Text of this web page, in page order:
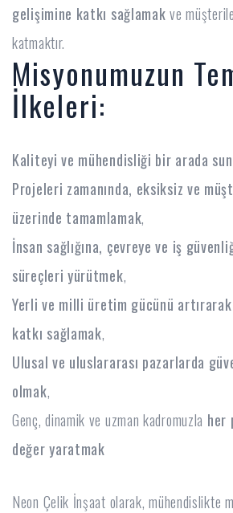
gelişimine katkı sağlamakve
katmaktır.
Misyonumuzun
İlkeleri:
Kaliteyi ve mühendisliği bir arada
Projeleri zamanında, eksiksiz ve
üzerinde tamamlamak,
İnsan sağlığına, çevreye ve iş
süreçleri yürütmek,
Yerli ve milli üretim gücünü
katkı sağlamak,
Ulusal ve uluslararası pazarlarda
olmak,
Genç, dinamik ve uzman kadromuzla her
değer yaratmak
Neon Çelik İnşaat olarak, mühendislikte